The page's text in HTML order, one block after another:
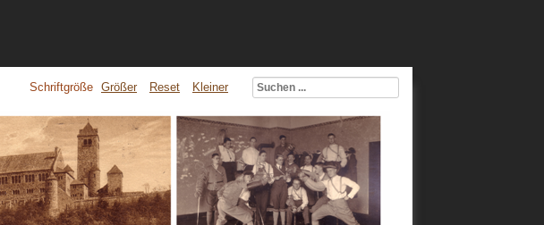
Schriftgröße Größer Reset Kleiner